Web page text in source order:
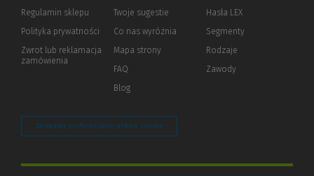
Regulamin sklepu
Polityka prywatności (Nowe
(Link
innej
Zwrot lub reklamacja
zamówienia
innej
strony)
Twoje sugestie
Co nas wyróżnia
Mapa strony
FAQ
Blog
Hasła LEX
Segmenty
Rodzaje
Zawody
Zarządzaj preferencjami plików cookie